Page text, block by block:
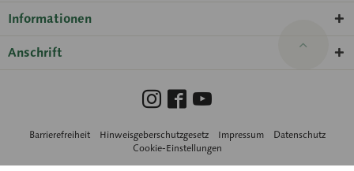
Informationen
Anschrift
Barrierefreiheit Hinweisgeberschutzgesetz Impressum
Datenschutz
Cookie-Einstellungen